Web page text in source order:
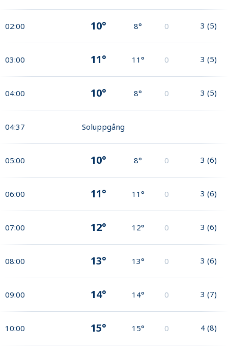
02:00 10° 8° 0 3 (5)
03:00 11° 11° 0 3 (5)
04:00 10° 8° 0 3 (5)
04:37 Soluppgång
05:00 10° 8° 0 3 (6)
06:00 11° 11° 0 3 (6)
07:00 12° 12° 0 3 (6)
08:00 13° 13° 0 3 (6)
09:00 14° 14° 0 3 (7)
10:00 15° 15° 0 4 (8)